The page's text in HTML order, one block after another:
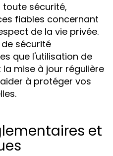
toute sécurité,
fiables concernant
de la vie privée.
sécurité
que l'utilisation de
mise à jour régulière
à protéger vos
et